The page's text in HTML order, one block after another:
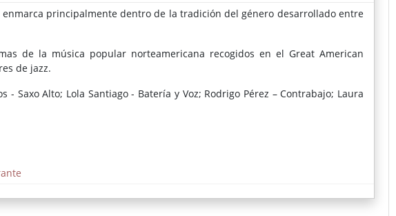
enmarca principalmente dentro de la tradición del género desarrollado entre
de la música popular norteamericana recogidos en el Great American
de jazz.
- Saxo Alto; Lola Santiago - Batería y Voz; Rodrigo Pérez – Contrabajo; Laura